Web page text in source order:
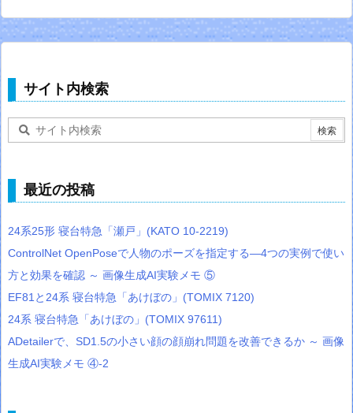
サイト内検索
最近の投稿
24系25形 寝台特急「瀬戸」(KATO 10-2219)
ControlNet OpenPoseで人物のポーズを指定する―4つの実例で使い
方と効果を確認 ～ 画像生成AI実験メモ ⑤
EF81と24系 寝台特急「あけぼの」(TOMIX 7120)
24系 寝台特急「あけぼの」(TOMIX 97611)
ADetailerで、SD1.5の小さい顔の顔崩れ問題を改善できるか ～ 画像
生成AI実験メモ ④-2